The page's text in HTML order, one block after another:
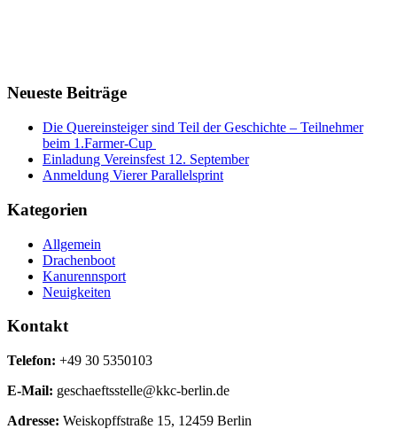
Neueste Beiträge
Die Quereinsteiger sind Teil der Geschichte – Teilnehmer
beim 1.Farmer-Cup
Einladung Vereinsfest 12. September
Anmeldung Vierer Parallelsprint
Kategorien
Allgemein
Drachenboot
Kanurennsport
Neuigkeiten
Kontakt
Telefon: +49 30 5350103
E-Mail: geschaeftsstelle@kkc-berlin.de
Adresse: Weiskopffstraße 15, 12459 Berlin